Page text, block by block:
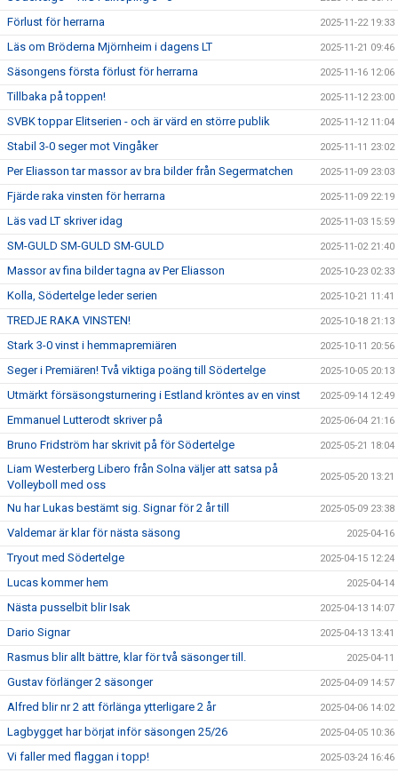
Förlust för herrarna 2025-11-22 19:33
Läs om Bröderna Mjörnheim i dagens LT 2025-11-21 09:46
Säsongens första förlust för herrarna 2025-11-16 12:06
Tillbaka på toppen! 2025-11-12 23:00
SVBK toppar Elitserien - och är värd en större publik 2025-11-12 11:04
Stabil 3-0 seger mot Vingåker 2025-11-11 23:02
Per Eliasson tar massor av bra bilder från Segermatchen 2025-11-09 23:03
Fjärde raka vinsten för herrarna 2025-11-09 22:19
Läs vad LT skriver idag 2025-11-03 15:59
SM-GULD SM-GULD SM-GULD 2025-11-02 21:40
Massor av fina bilder tagna av Per Eliasson 2025-10-23 02:33
Kolla, Södertelge leder serien 2025-10-21 11:41
TREDJE RAKA VINSTEN! 2025-10-18 21:13
Stark 3-0 vinst i hemmapremiären 2025-10-11 20:56
Seger i Premiären! Två viktiga poäng till Södertelge 2025-10-05 20:13
Utmärkt försäsongsturnering i Estland kröntes av en vinst 2025-09-14 12:49
Emmanuel Lutterodt skriver på 2025-06-04 21:16
Bruno Fridström har skrivit på för Södertelge 2025-05-21 18:04
Liam Westerberg Libero från Solna väljer att satsa på
Volleyboll med oss
2025-05-20 13:21
Nu har Lukas bestämt sig. Signar för 2 år till 2025-05-09 23:38
Valdemar är klar för nästa säsong 2025-04-16
Tryout med Södertelge 2025-04-15 12:24
Lucas kommer hem 2025-04-14
Nästa pusselbit blir Isak 2025-04-13 14:07
Dario Signar 2025-04-13 13:41
Rasmus blir allt bättre, klar för två säsonger till. 2025-04-11
Gustav förlänger 2 säsonger 2025-04-09 14:57
Alfred blir nr 2 att förlänga ytterligare 2 år 2025-04-06 14:02
Lagbygget har börjat inför säsongen 25/26 2025-04-05 10:36
Vi faller med flaggan i topp! 2025-03-24 16:46